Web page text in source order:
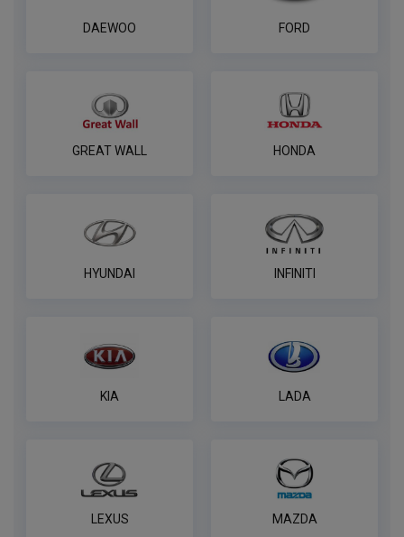
DAEWOO FORD
GREAT WALL HONDA
HYUNDAI INFINITI
KIA LADA
LEXUS MAZDA